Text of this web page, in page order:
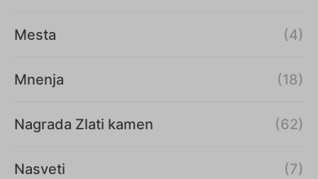
Mesta (4)
Mnenja (18)
Nagrada Zlati kamen (62)
Nasveti (7)